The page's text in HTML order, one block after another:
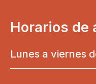
Horarios de
Lunes a viernes